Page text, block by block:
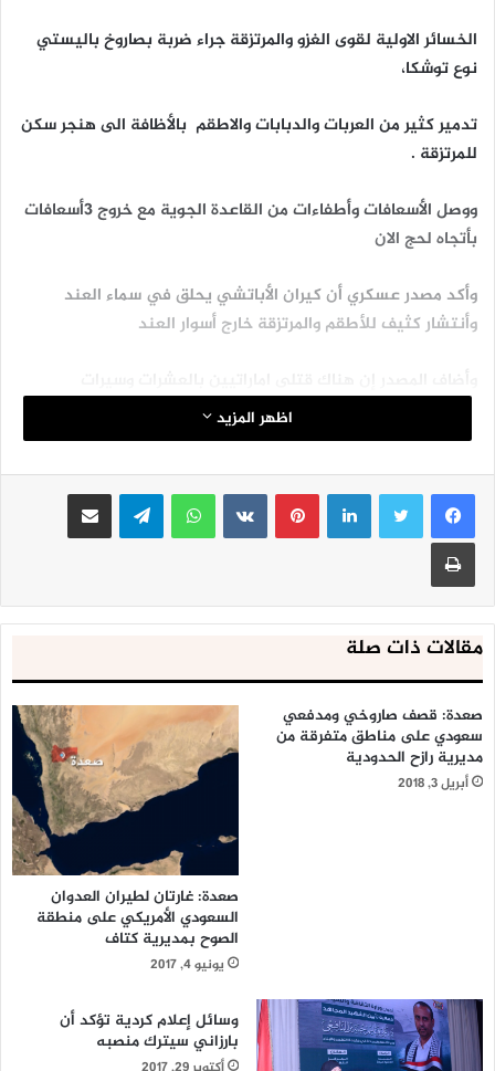
الخسائر الاولية لقوى الغزو والمرتزقة جراء ضربة بصاروخ باليستي
نوع توشكا،
تدمير كثير من العربات والدبابات والاطقم بالأظافة الى هنجر سكن
للمرتزقة .
ووصل الأسعافات وأطفاءات من القاعدة الجوية مع خروج 3أسعافات
بأتجاه لحج الان
وأكد مصدر عسكري أن كيران الأباتشي يحلق في سماء العند
وأنتشار كثيف للأطقم والمرتزقة خارج أسوار العند
وأضاف المصدر إن هناك قتلى اماراتيين بالعشرات وسيرات
الاسعافات تنقل الان الجثث والجرحى .
اظهر المزيد
لينكدإنبينتيريست واتساب تيلقرام مشاركة عبر البريد
طباعة
مقالات ذات صلة
صعدة: قصف صاروخي ومدفعي
سعودي على مناطق متفرقة من
مديرية رازح الحدودية
أبريل 3, 2018
صعدة: غارتان لطيران العدوان
السعودي الأمريكي على منطقة
الصوح بمديرية كتاف
يونيو 4, 2017
وسائل إعلام كردية تؤكد أن
بارزاني سيترك منصبه